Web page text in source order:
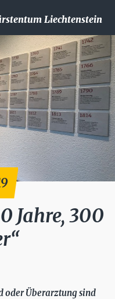
Liechtenstein
Jahre, 300
oder Überarztung sind